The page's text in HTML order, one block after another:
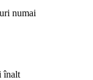
numai
înalt